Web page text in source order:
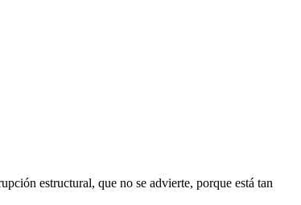
estructural, que no se advierte, porque está tan